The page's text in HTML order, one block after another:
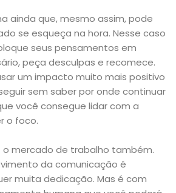
ainda que, mesmo assim, pode
se esqueça na hora. Nesse caso
seus pensamentos em
peça desculpas e recomece.
um impacto muito mais positivo
sem saber por onde continuar
você consegue lidar com a
o foco.
o mercado de trabalho também.
da comunicação é
muita dedicação. Mas é com